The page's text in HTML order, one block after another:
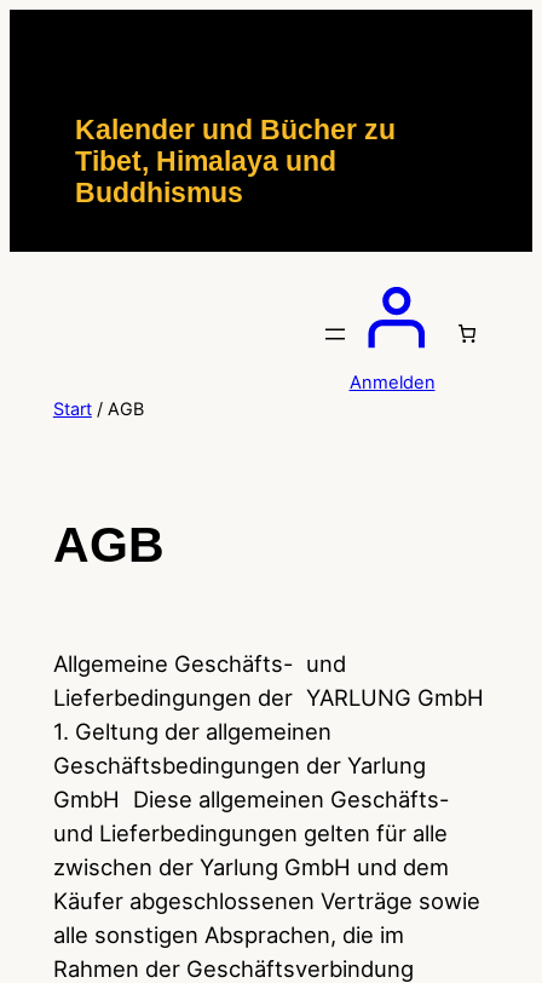
Kalender und Bücher zu
Tibet, Himalaya und
Buddhismus
Anmelden
Start/ AGB
AGB
Allgemeine Geschäfts- und
Lieferbedingungen der YARLUNG GmbH
1. Geltung der allgemeinen
Geschäftsbedingungen der Yarlung
GmbH Diese allgemeinen Geschäfts-
und Lieferbedingungen gelten für alle
zwischen der Yarlung GmbH und dem
Käufer abgeschlossenen Verträge sowie
alle sonstigen Absprachen, die im
Rahmen der Geschäftsverbindung